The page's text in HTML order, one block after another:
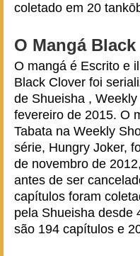
coletado em 20
O Mangá
O mangá é Escrito e
Black Clover foi
de Shueisha ,
fevereiro de 2015. O
Tabata na Weekly
série, Hungry Joker,
de novembro de
antes de ser
capítulos foram
pela Shueisha desde
são 194 capítulos e